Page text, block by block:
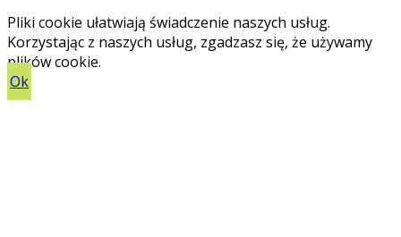
Pliki cookie ułatwiają świadczenie naszych usług.
Korzystając z naszych usług, zgadzasz się, że używamy
plików cookie.
Ok